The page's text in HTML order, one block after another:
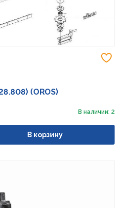
(OROS)
В наличии: 2
В корзину